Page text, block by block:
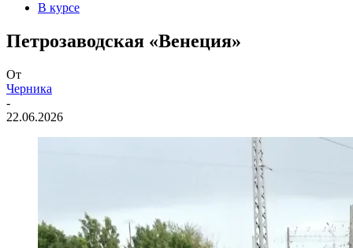
В курсе
Петрозаводская «Венеция»
От
Черника
-
22.06.2026